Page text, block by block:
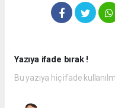
Yazıya ifade bırak !
Bu yazıya hiç ifade